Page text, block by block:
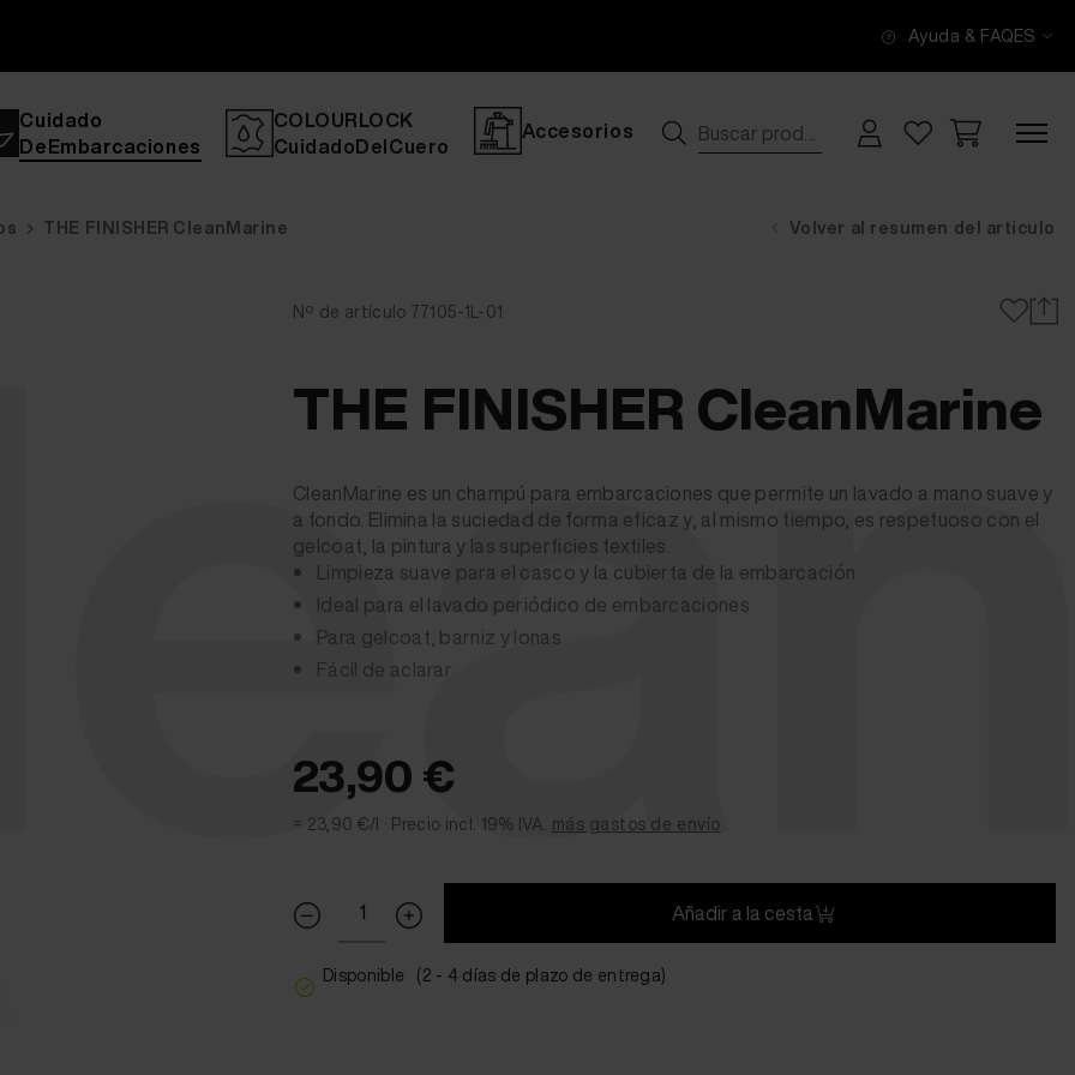
Ayuda & FAQES
Cuidado
DeEmbarcaciones
COLOURLOCK
CuidadoDelCuero
Accesorios
THE FINISHER CleanMarine Volver al resumen del artículo
Nº de artículo 77105-1L-01
THE FINISHER CleanMarine
CleanMarine es un champú para embarcaciones que permite un lavado a mano suave y
a fondo. Elimina la suciedad de forma eficaz y, al mismo tiempo, es respetuoso con el
gelcoat, la pintura y las superficies textiles.
Limpieza suave para el casco y la cubierta de la embarcación
Ideal para el lavado periódico de embarcaciones
Para gelcoat, barniz y lonas
Fácil de aclarar
23,90 €
= 23,90 €/l · Precio incl. 19% IVA. más gastos de envío
Añadir a la cesta
Disponible (2 - 4 días de plazo de entrega)